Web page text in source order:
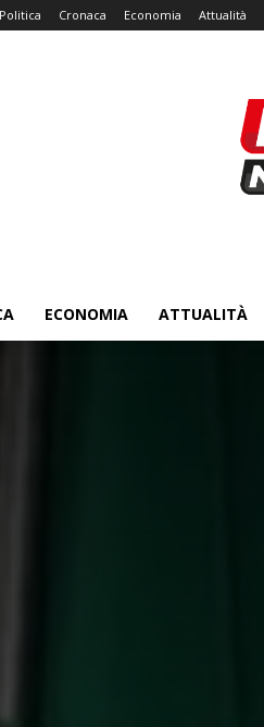
Politica Cronaca Economia Attualità
ECONOMIA ATTUALITÀ